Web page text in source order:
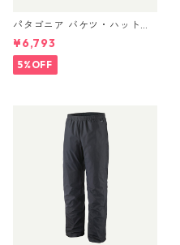
パタゴニア バケツ・ハット 3
3595 ’95 Oval Logo: Smold
er Blue
¥6,793
5%OFF